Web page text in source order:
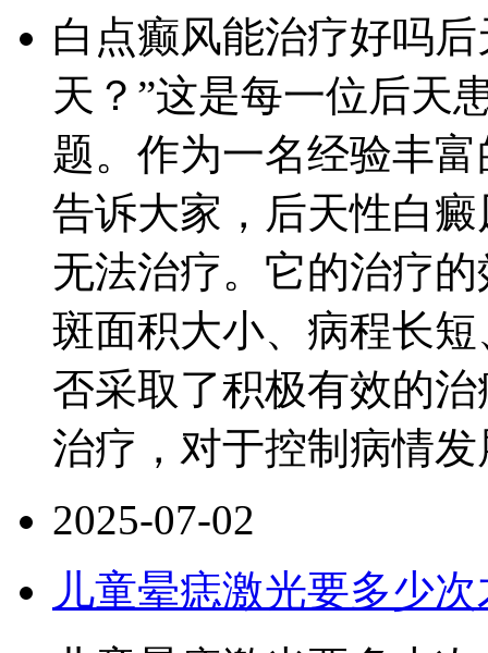
白点癫风能治疗好吗
天？”这是每一位后天
题。作为一名经验丰
告诉大家，后天性白
无法治疗。它的治疗
斑面积大小、病程长
否采取了积极有效的
治疗，对于控制病情
2025-07-02
儿童晕痣激光要多少